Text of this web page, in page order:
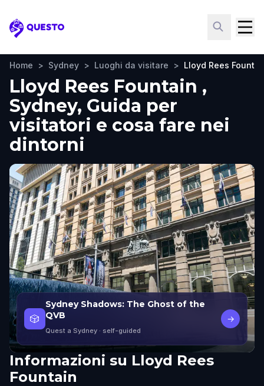
Questo
Home > Sydney > Luoghi da visitare > Lloyd Rees
Lloyd Rees Fountain ,
Sydney, Guida per
visitatori e cosa fare nei
dintorni
🎲
Sydney Shadows: The Ghost of the
QVB
Quest a Sydney · self-guided
→
Informazioni su Lloyd Rees
Fountain